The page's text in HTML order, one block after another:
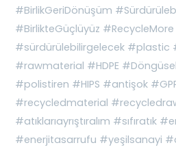
#BirlikGeriDönüşüm
#BirlikteGüçlüyüz
#sürdürülebilirgelecek #plastic
#rawmaterial #HDPE
#polistiren #HIPS #antişok
#recycledmaterial
#atıklarıayrıştıralım #sıfıratık
#enerjitasarrufu #yeşilsanayi